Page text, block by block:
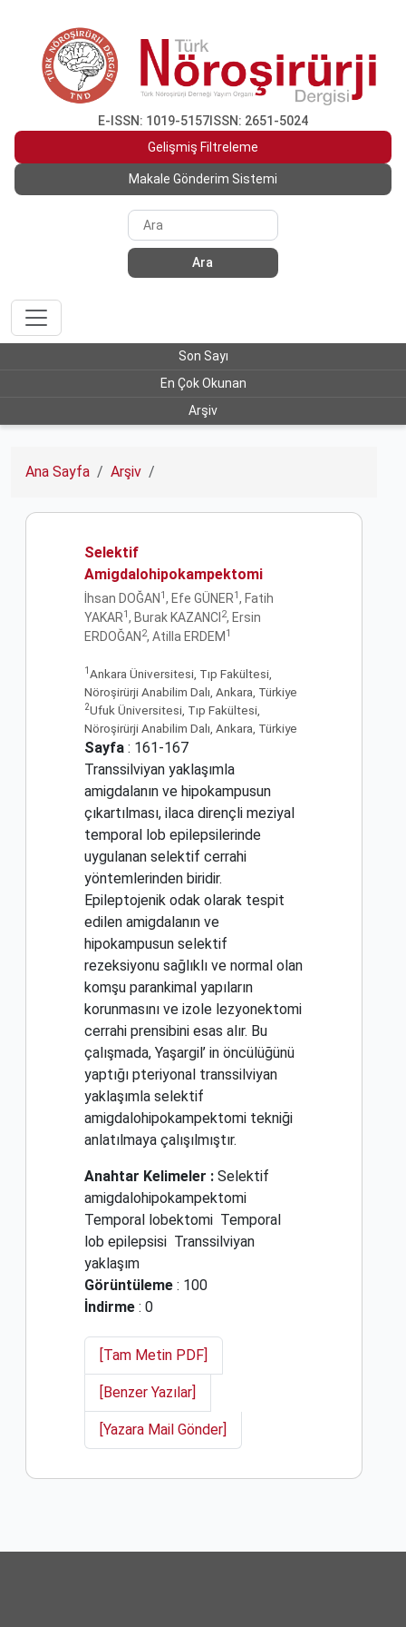
E-ISSN: 1019-5157 ISSN: 2651-5024
Gelişmiş Filtreleme
Makale Gönderim Sistemi
Ara
Son Sayı
En Çok Okunan
Arşiv
Ana Sayfa Arşiv
Selektif
Amigdalohipokampektomi
İhsan DOĞAN 1 , Efe GÜNER1 , Fatih
YAKAR1 , Burak KAZANCI 2, Ersin
ERDOĞAN 2, Atilla ERDEM 1
1 Ankara Üniversitesi, Tıp Fakültesi,
Nöroşirürji Anabilim Dalı, Ankara, Türkiye
2Ufuk Üniversitesi, Tıp Fakültesi,
Nöroşirürji Anabilim Dalı, Ankara, Türkiye
Sayfa : 161-167
Transsilviyan yaklaşımla
amigdalanın ve hipokampusun
çıkartılması, ilaca dirençli meziyal
temporal lob epilepsilerinde
uygulanan selektif cerrahi
yöntemlerinden biridir.
Epileptojenik odak olarak tespit
edilen amigdalanın ve
hipokampusun selektif
rezeksiyonu sağlıklı ve normal olan
komşu parankimal yapıların
korunmasını ve izole lezyonektomi
cerrahi prensibini esas alır. Bu
çalışmada, Yaşargil’ in öncülüğünü
yaptığı pteriyonal transsilviyan
yaklaşımla selektif
amigdalohipokampektomi tekniği
anlatılmaya çalışılmıştır.
Anahtar Kelimeler : Selektif
amigdalohipokampektomi
Temporal lobektomi Temporal
lob epilepsisi Transsilviyan
yaklaşım
Görüntüleme : 100
İndirme : 0
[Tam Metin PDF]
[Benzer Yazılar]
[Yazara Mail Gönder]